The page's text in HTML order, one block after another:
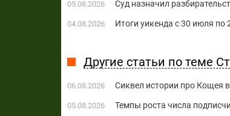
05.08.2026 Суд назначил
04.08.2026 Итоги уикенда с 30 июля по
Другие статьи по теме
06.08.2026 Сиквел истории про Кощея
05.08.2026 Темпы роста числа